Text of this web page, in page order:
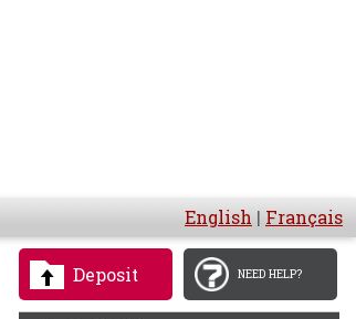
English | Français
Deposit NEED HELP?